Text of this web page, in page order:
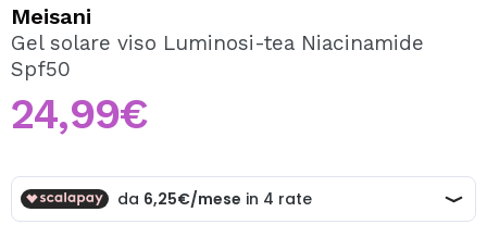
Creando un account su Maquibeauty.it potrai fare i tuoi
acquisti velocemente, controllare lo stato dei tuoi ordini e
Meisani
Gel solare viso Luminosi-tea Niacinamide
Spf50
24,99€